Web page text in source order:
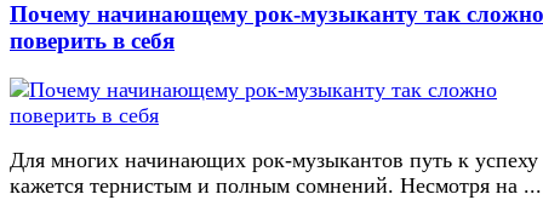
Почему начинающему рок-музыканту так сложно
поверить в себя
Для многих начинающих рок-музыкантов путь к успеху
кажется тернистым и полным сомнений. Несмотря на ...